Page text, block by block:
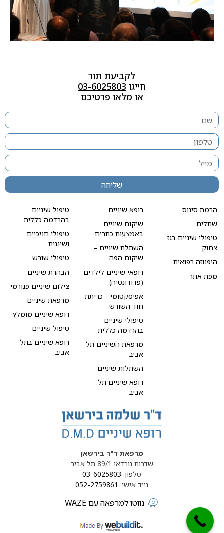
מרפאת ד"ר בירשאן
שדרות נורדאו 89/1 תל אביב
טלפון: 03-6025803
נייד אישי: 052-2759861
נווטו למרפאה עם WAZE
טיפול שיניים
בהרדמה כללית
טיפולי חניכיים
ושיננית
טיפולי שורש
הבהרת שיניים
צילום שיניים פנורמי
מרפאת שיניים
רופא שיניים מומלץ
טיפול שיניים
רופא שיניים בתל
אביב
רופא שיניים
שיקום שיניים
באמצעות כתרים
השתלת שיניים –
שיקום הפה
רופאי שיניים לילדים
(פדודונטיה)
אפיסקטומי – כריתת
חוד השורש
טיפולי שיניים
בהרדמה כללית
מרפאת השיניים תל
אביב
השתלות שיניים
רופא שיניים תל
אביב
הרמת סינוס
שתלים
טיפולי שיניים בגז
צחוק
היפנוזה רפואית
מפת אתר
לקביעת תור
חייגו 03-6025803
או מלאו פרטיכם
שליחה